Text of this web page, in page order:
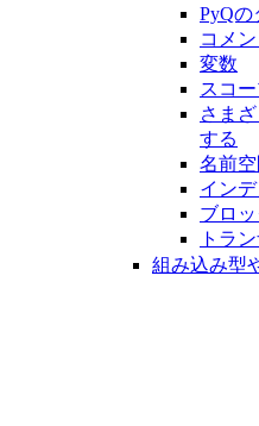
PyQの
コメン
変数
スコ
さま
する
名前空
インデ
ブロッ
トラ
組み込み型